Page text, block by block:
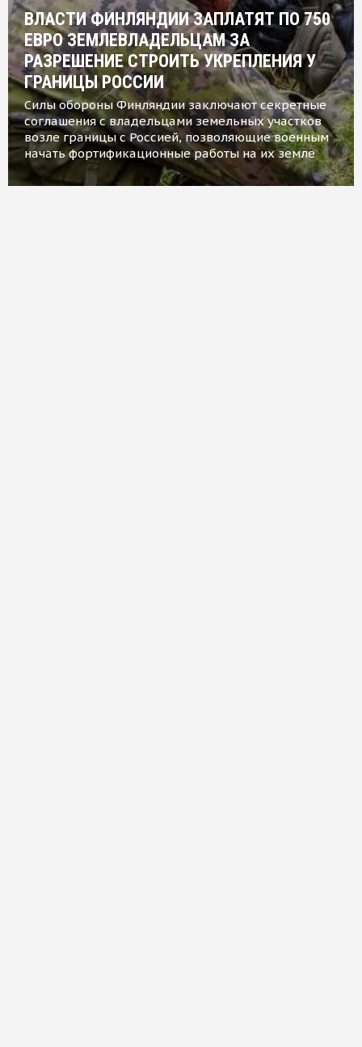
ВЛАСТИ ФИНЛЯНДИИ ЗАПЛАТЯТ ПО 750
ЕВРО ЗЕМЛЕВЛАДЕЛЬЦАМ ЗА
РАЗРЕШЕНИЕ СТРОИТЬ УКРЕПЛЕНИЯ У
ГРАНИЦЫ РОССИИ
Силы обороны Финляндии заключают секретные
соглашения с владельцами земельных участков
возле границы с Россией, позволяющие военным
начать фортификационные работы на их земле